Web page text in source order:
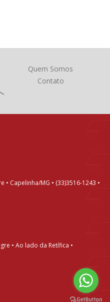
Quem Somos
Contato
• Capelinha/MG • (33)3516-1243 •
• Ao lado da Retífica •